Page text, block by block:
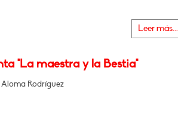
Leer más...
"La maestra y la Bestia"
Rodríguez